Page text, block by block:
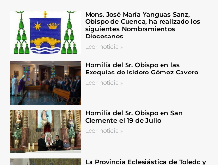
Mons. José María Yanguas Sanz,
Obispo de Cuenca, ha realizado los
siguientes Nombramientos
Diocesanos
Leer noticia »
Homilía del Sr. Obispo en las
Exequias de Isidoro Gómez Cavero
Leer noticia »
Homilía del Sr. Obispo en San
Clemente el 19 de Julio
Leer noticia »
La Provincia Eclesiástica de Toledo y